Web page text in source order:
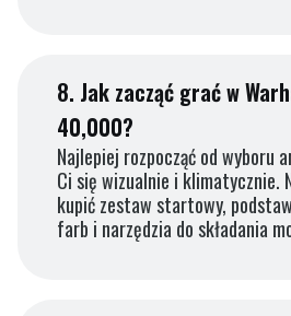
8. Jak zacząć grać w
40,000?
Najlepiej rozpocząć od wyboru
Ci się wizualnie i klimatycznie.
kupić zestaw startowy,
farb i narzędzia do składania